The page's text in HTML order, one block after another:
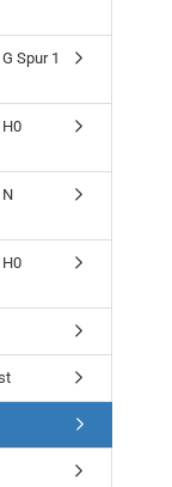
Spur 1
H0
N
H0